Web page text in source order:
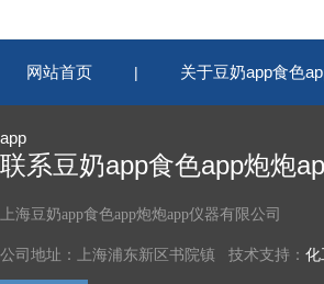
网站首页 | 关于豆奶app食色
app
联系豆奶app食色app炮炮
上海豆奶app食色app炮炮app仪器有限公司
公司地址：上海浦东新区书院镇 技术支持： 化